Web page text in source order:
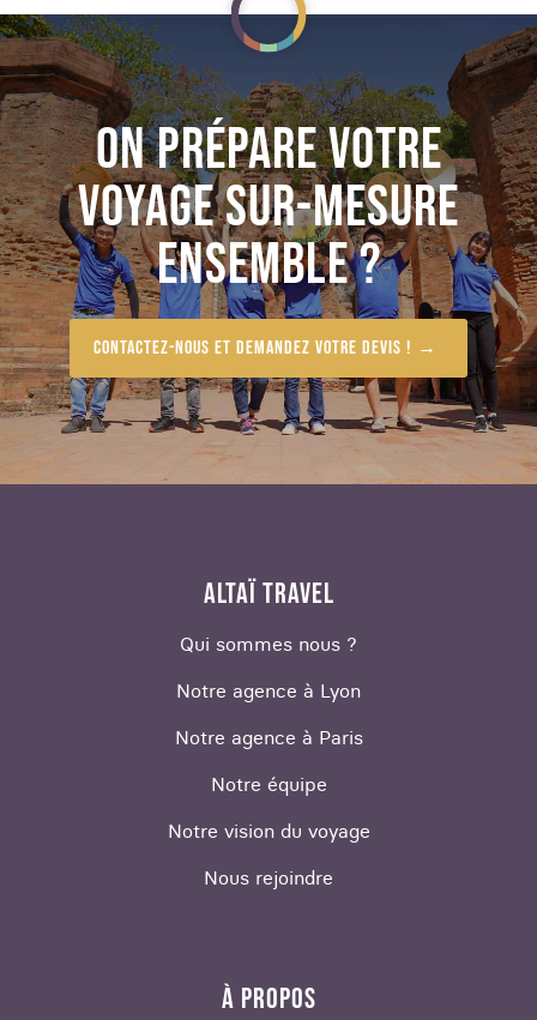
ON PRÉPARE VOTRE
VOYAGE SUR-MESURE
ENSEMBLE ?
Contactez-nous et demandez votre devis !
ALTAÏ TRAVEL
Qui sommes nous ?
Notre agence à Lyon
Notre agence à Paris
Notre équipe
Notre vision du voyage
Nous rejoindre
À PROPOS